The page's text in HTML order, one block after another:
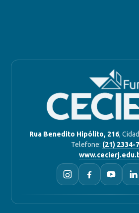
Rua Benedito Hipólito, 216,
Telefone: (21) 2334-